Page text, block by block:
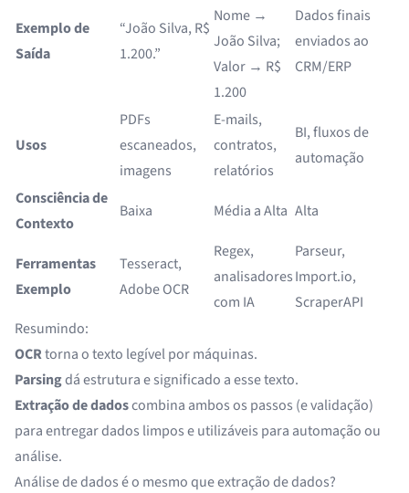
Exemplo de
Saída
“João Silva, R$
1.200.”
Nome →
João Silva;
Valor → R$
1.200
Dados finais
enviados ao
CRM/ERP
Usos
PDFs
escaneados,
imagens
E-mails,
contratos,
relatórios
BI, fluxos de
automação
Consciência de
Contexto
Baixa Média a Alta Alta
Ferramentas
Exemplo
Tesseract,
Adobe OCR
Regex,
analisadores
com IA
Parseur,
Import.io,
ScraperAPI
Resumindo:
OCRtorna o texto legível por máquinas.
Parsingdá estrutura e significado a esse texto.
Extração de dadoscombina ambos os passos (e validação)
para entregar dados limpos e utilizáveis para automação ou
análise.
Análise de dados é o mesmo que extração de dados?